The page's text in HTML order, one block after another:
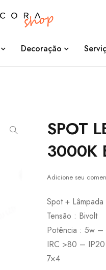
Decoração
SPOT
3000K
Adicione seu
Spot + Lâmpada
Tensão : Bivolt
Potência : 5w –
IRC >80 – IP20
7×4